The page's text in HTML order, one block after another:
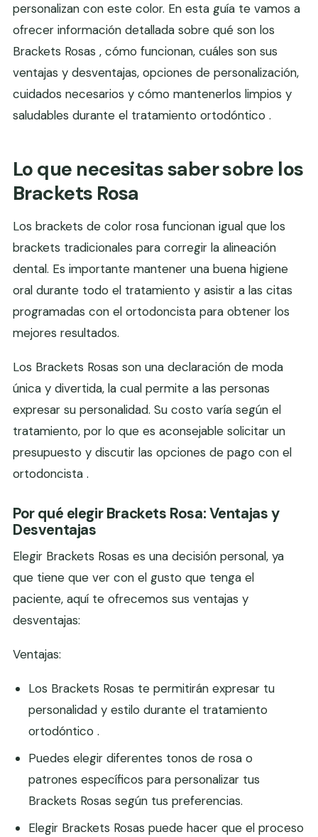
personalizan con este color. En esta guía te vamos a
ofrecer información detallada sobre qué son los
Brackets Rosas , cómo funcionan, cuáles son sus
ventajas y desventajas, opciones de personalización,
cuidados necesarios y cómo mantenerlos limpios y
saludables durante el tratamiento ortodóntico .
Lo que necesitas saber sobre los
Brackets Rosa
Los brackets de color rosa funcionan igual que los
brackets tradicionales para corregir la alineación
dental. Es importante mantener una buena higiene
oral durante todo el tratamiento y asistir a las citas
programadas con el ortodoncista para obtener los
mejores resultados.
Los Brackets Rosas son una declaración de moda
única y divertida, la cual permite a las personas
expresar su personalidad. Su costo varía según el
tratamiento, por lo que es aconsejable solicitar un
presupuesto y discutir las opciones de pago con el
ortodoncista .
Por qué elegir Brackets Rosa: Ventajas y
Desventajas
Elegir Brackets Rosas es una decisión personal, ya
que tiene que ver con el gusto que tenga el
paciente, aquí te ofrecemos sus ventajas y
desventajas:
Ventajas:
Los Brackets Rosas te permitirán expresar tu
personalidad y estilo durante el tratamiento
ortodóntico .
Puedes elegir diferentes tonos de rosa o
patrones específicos para personalizar tus
Brackets Rosas según tus preferencias.
Elegir Brackets Rosas puede hacer que el proceso